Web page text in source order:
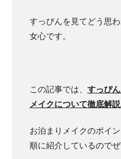
すっぴんを見てどう思
女心です。
この記事では、 すっぴ
メイクについて徹底解
お泊まりメイクのポイ
順に紹介しているので